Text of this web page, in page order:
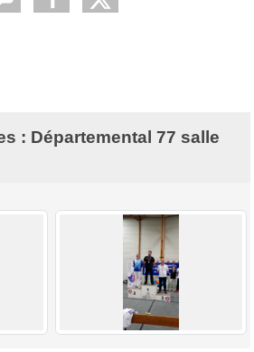
: Départemental 77 salle